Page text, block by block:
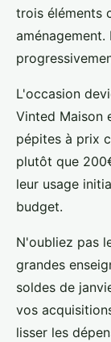
trois éléments
L'occasion
Vinted Maison
pépites à prix
plutôt que
leur usage
budget.
N'oubliez pas
grandes
soldes de
vos
lisser les